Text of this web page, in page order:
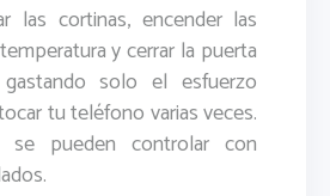
las cortinas, encender las
y cerrar la puerta
solo el esfuerzo
tu teléfono varias veces.
pueden controlar con